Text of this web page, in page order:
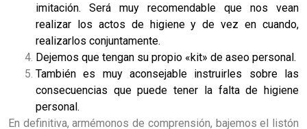
imitación. Será muy recomendable que nos vean
realizar los actos de higiene y de vez en cuando,
realizarlos conjuntamente.
Dejemos que tengan su propio «kit» de aseo personal.
También es muy aconsejable instruirles sobre las
consecuencias que puede tener la falta de higiene
personal.
En definitiva, armémonos de comprensión, bajemos el listón